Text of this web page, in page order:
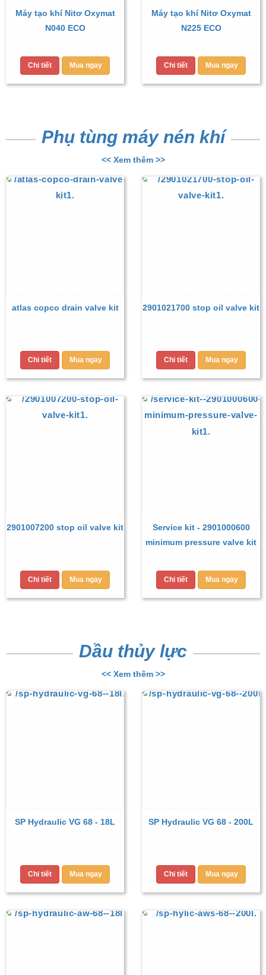
Máy tạo khí Nitơ Oxymat
N040 ECO
Chi tiết Mua ngay
Máy tạo khí Nitơ Oxymat
N225 ECO
Chi tiết Mua ngay
Phụ tùng máy nén khí
<< Xem thêm >>
atlas copco drain valve kit
Chi tiết Mua ngay
2901021700 stop oil valve kit
Chi tiết Mua ngay
2901007200 stop oil valve kit
Chi tiết Mua ngay
Service kit - 2901000600
minimum pressure valve kit
Chi tiết Mua ngay
Dầu thủy lực
<< Xem thêm >>
SP Hydraulic VG 68 - 18L
Chi tiết Mua ngay
SP Hydraulic VG 68 - 200L
Chi tiết Mua ngay